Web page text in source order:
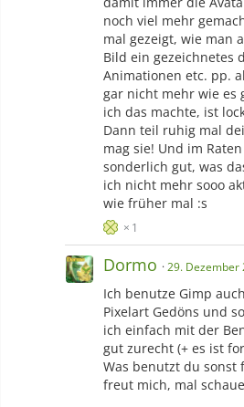
noch viel mehr
mal gezeigt, wie man
Bild ein gezeichnetes
Animationen etc. pp.
gar nicht mehr wie es
ich das machte, ist
Dann teil ruhig mal
mag sie! Und im
sonderlich gut, was
ich nicht mehr sooo
wie früher mal :s
1
Dormo 29. Dezember
Ich benutze Gimp
Pixelart Gedöns und
ich einfach mit der
gut zurecht (+ es ist
Was benutzt du sonst
freut mich, mal